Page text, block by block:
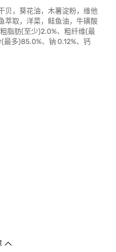
贝，葵花油，木薯淀粉，维他
萃取，洋菜，鲑鱼油，牛磺酸
脂肪(至少)2.0%、粗纤维(最
最多)85.0%、钠 0.12%、钙